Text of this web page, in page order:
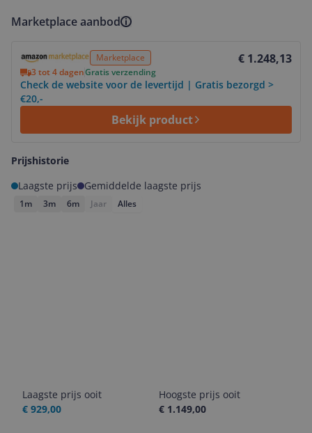
Marketplace aanbod
Marketplace € 1.248,13
3 tot 4 dagenGratis verzending
Check de website voor de levertijd | Gratis bezorgd >
€20,-
Bekijk product
Prijshistorie
Laagste prijs
Gemiddelde laagste prijs
1m 3m 6m Jaar Alles
Laagste prijs ooit
€ 929,00
Hoogste prijs ooit
€ 1.149,00